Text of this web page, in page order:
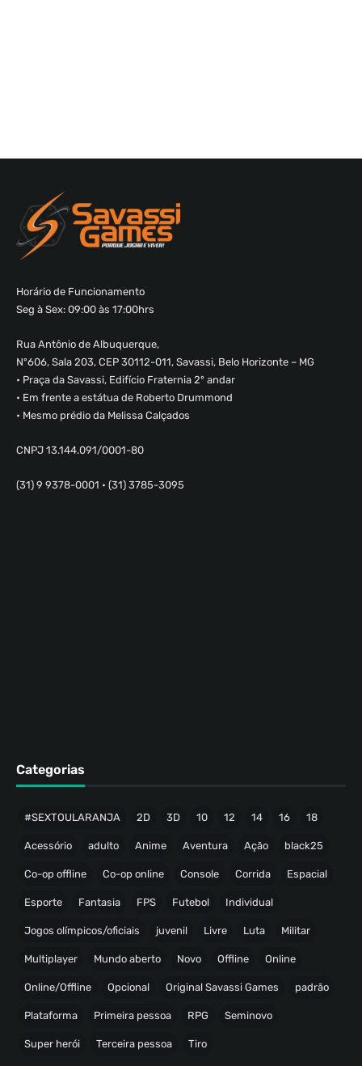
Horário de Funcionamento
Seg à Sex: 09:00 às 17:00hrs
Rua Antônio de Albuquerque,
Nº606, Sala 203, CEP 30112-011, Savassi, Belo Horizonte – MG
• Praça da Savassi, Edifício Fraternia 2º andar
• Em frente a estátua de Roberto Drummond
• Mesmo prédio da Melissa Calçados
CNPJ 13.144.091/0001-80
(31) 9 9378-0001 • (31) 3785-3095
Categorias
#SEXTOULARANJA 2D 3D 10 12 14 16 18
Acessório adulto Anime Aventura Ação black25
Co-op offline Co-op online Console Corrida Espacial
Esporte Fantasia FPS Futebol Individual
Jogos olímpicos/oficiais juvenil Livre Luta Militar
Multiplayer Mundo aberto Novo Offline Online
Online/Offline Opcional Original Savassi Games padrão
Plataforma Primeira pessoa RPG Seminovo
Super herói Terceira pessoa Tiro